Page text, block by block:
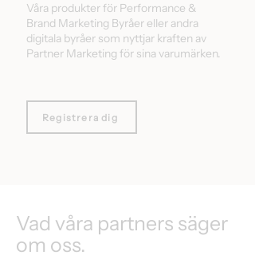
Våra produkter för Performance &
Brand Marketing Byråer eller andra
digitala byråer som nyttjar kraften av
Partner Marketing för sina varumärken.
Registrera dig
Vad våra partners säger
om oss.